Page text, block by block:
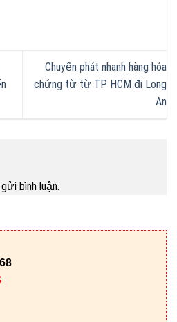
Chuyển phát nhanh hàng hóa
chứng từ từ TP HCM đi Long
An
bình luận.